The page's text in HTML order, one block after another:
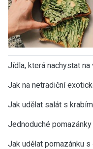
Jídla, která nachystat
Jak na netradiční
Jak udělat salát s
Jednoduché
Jak udělat pomazánku